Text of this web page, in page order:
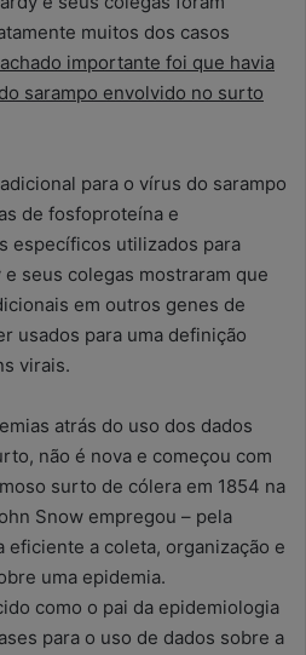
muitos dos casos
importante foi que havia
sarampo envolvido no surto
para o vírus do sarampo
de fosfoproteína e
específicos utilizados para
e seus colegas mostraram que
em outros genes de
usados para uma definição
virais.
atrás do uso dos dados
não é nova e começou com
surto de cólera em 1854 na
Snow empregou – pela
eficiente a coleta, organização e
uma epidemia.
como o pai da epidemiologia
para o uso de dados sobre a